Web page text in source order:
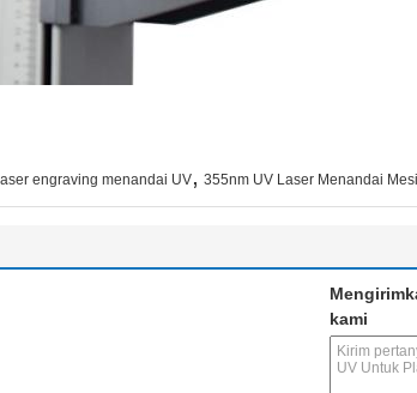
engraving menandai UV, 355nm UV Laser Menandai
kami